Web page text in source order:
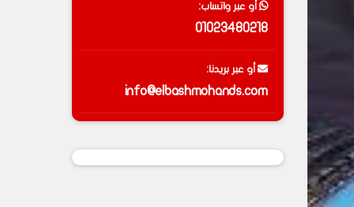
أو عبر واتساب:
01023480218
أو عبر بريدنا:
info@elbashmohands.com